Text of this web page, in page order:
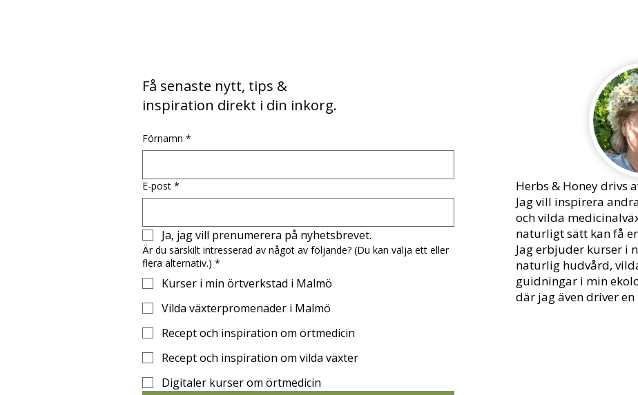
Få senaste nytt, tips &
inspiration direkt i din inkorg.
Förnamn *
E-post *
Ja, jag vill prenumerera på nyhetsbrevet.
Är du särskilt intresserad av något av följande? (Du kan välja ett eller
flera alternativ.) *
Kurser i min örtverkstad i Malmö
Vilda växterpromenader i Malmö
Recept och inspiration om örtmedicin
Recept och inspiration om vilda växter
Digitaler kurser om örtmedicin
Herbs & Honey drivs
Jag vill inspirera
och vilda
naturligt sätt kan få
Jag erbjuder kurser i
naturlig hudvård,
guidningar i min
där jag även driver